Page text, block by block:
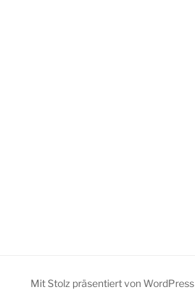
Mit Stolz präsentiert von WordPress